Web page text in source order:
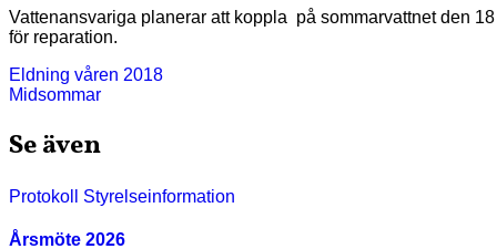
Vattenansvariga planerar att koppla på sommarvattnet den 18 april. Som vanligt gäller attt det kan upptäckas läckage efter vinterns tjäle. I så fall kan någon slinga behöva kopplas ur igen
för reparation.
Inläggsnavigering
Eldning våren 2018
Midsommar
Se även
Protokoll Styrelseinformation
Årsmöte 2026